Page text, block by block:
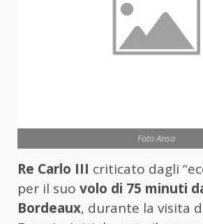
Foto Ansa
Re Carlo III criticato dagli
per il suo volo di 75 minuti
Bordeaux, durante la visita